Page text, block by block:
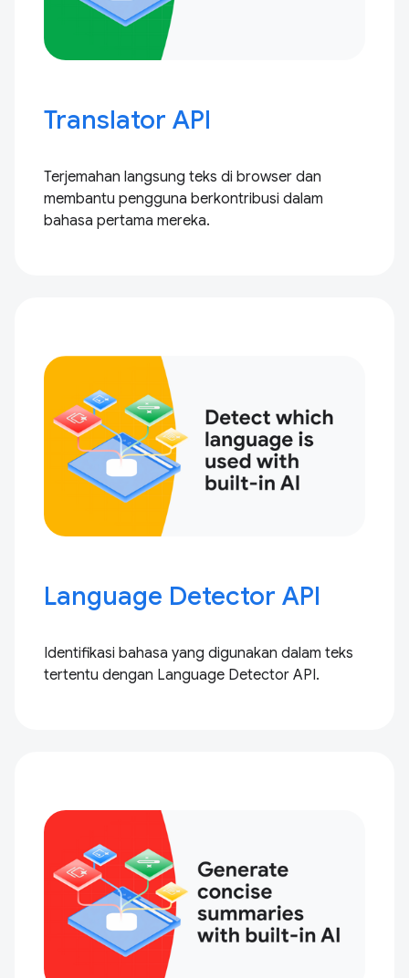
Translator API
Terjemahan langsung teks di browser dan
membantu pengguna berkontribusi dalam
bahasa pertama mereka.
Language Detector API
Identifikasi bahasa yang digunakan dalam teks
tertentu dengan Language Detector API.